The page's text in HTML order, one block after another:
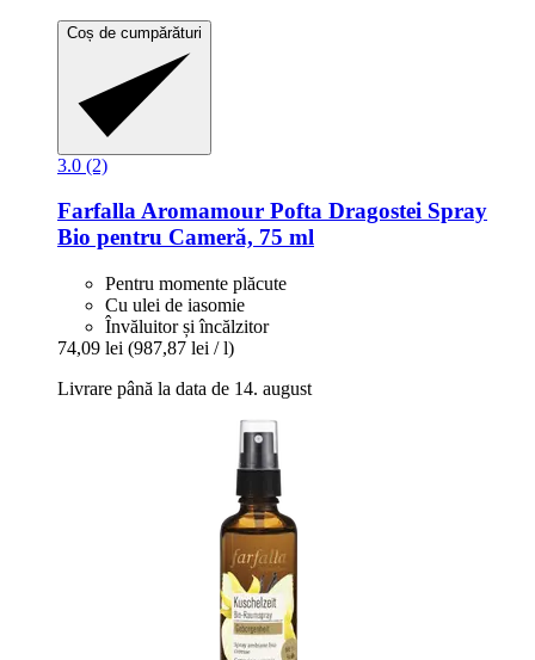
Coș de cumpărături
3.0 (2)
FarfallaAromamour Pofta Dragostei Spray
Bio pentru Cameră, 75 ml
Pentru momente plăcute
Cu ulei de iasomie
Învăluitor și încălzitor
74,09 lei (987,87 lei / l)
Livrare până la data de 14. august